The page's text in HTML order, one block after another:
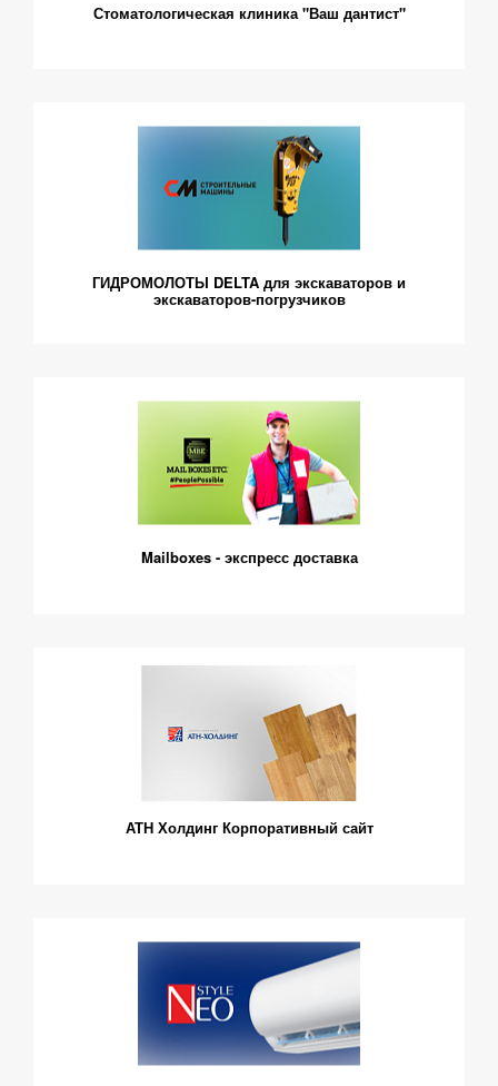
Стоматологическая клиника "Ваш дантист"
ГИДРОМОЛОТЫ DELTA для экскаваторов и
экскаваторов-погрузчиков
Mailboxes - экспресс доставка
АТН Холдинг Корпоративный сайт